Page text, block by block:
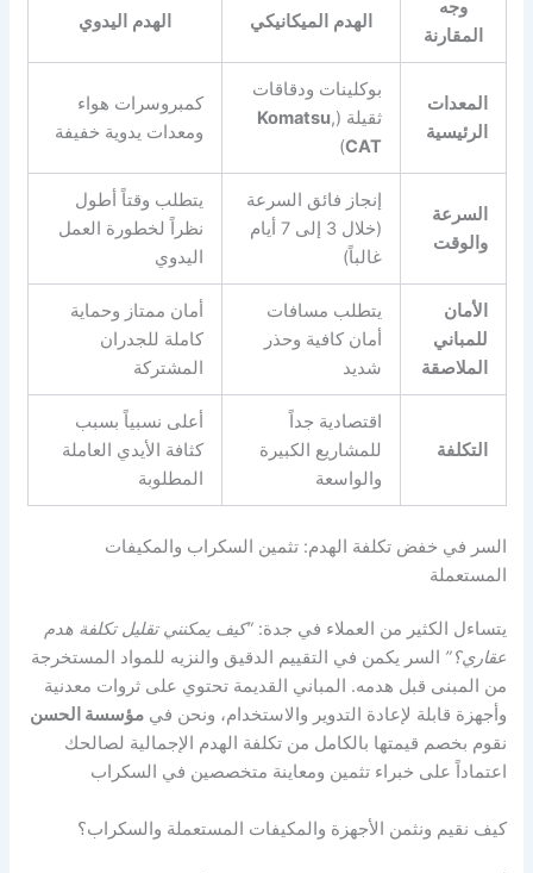
وجه
المقارنة
الهدم الميكانيكي الهدم اليدوي
المعدات
الرئيسية
بوكلينات ودقاقات
ثقيلة ( Komatsu,
CAT
)
كمبروسرات هواء
ومعدات يدوية خفيفة
السرعة
والوقت
إنجاز فائق السرعة
(خلال 3 إلى 7 أيام
غالباً)
يتطلب وقتاً أطول
نظراً لخطورة العمل
اليدوي
الأمان
للمباني
الملاصقة
يتطلب مسافات
أمان كافية وحذر
شديد
أمان ممتاز وحماية
كاملة للجدران
المشتركة
التكلفة
اقتصادية جداً
للمشاريع الكبيرة
والواسعة
أعلى نسبياً بسبب
كثافة الأيدي العاملة
المطلوبة
السر في خفض تكلفة الهدم: تثمين السكراب والمكيفات
المستعملة
يتساءل الكثير من العملاء في جدة:“كيف يمكنني تقليل تكلفة هدم
عقاري؟” السر يكمن في التقييم الدقيق والنزيه للمواد المستخرجة
من المبنى قبل هدمه. المباني القديمة تحتوي على ثروات معدنية
وأجهزة قابلة لإعادة التدوير والاستخدام، ونحن فيمؤسسة الحسن
نقوم بخصم قيمتها بالكامل من تكلفة الهدم الإجمالية لصالحك
اعتماداً على خبراء تثمين ومعاينة متخصصين في السكراب
كيف نقيم ونثمن الأجهزة والمكيفات المستعملة والسكراب؟